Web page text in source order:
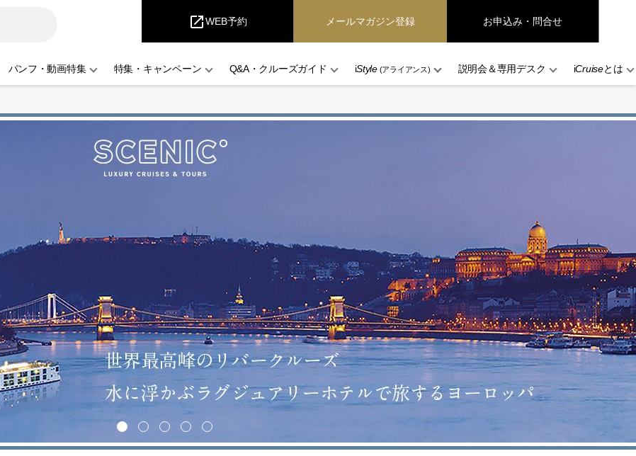
open_in_newWEB予約 メールマガジン登録 お申込み・問合せ
パンフ・動画特集 特集・キャンペーン Q&A・クルーズガイド iStyle(アライアンス) 説明会＆専用デスク iCruiseとは
1 2 3 4 5